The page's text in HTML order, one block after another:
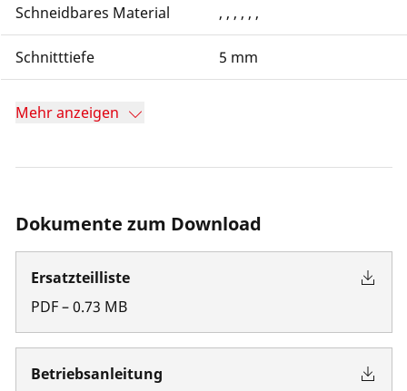
Schneidbares Material , , , , , ,
Schnitttiefe 5 mm
Mehr anzeigen
Dokumente zum Download
Ersatzteilliste
PDF–0.73 MB
Betriebsanleitung